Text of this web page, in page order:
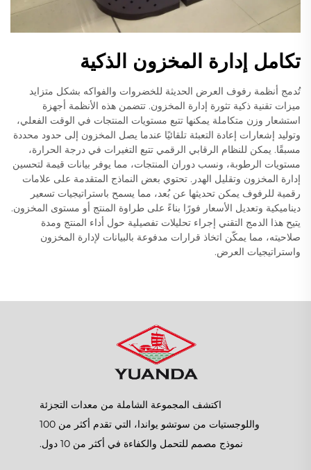
تكامل إدارة المخزون الذكية
تُدمج أنظمة رفوف العرض الحديثة للخضروات والفواكه بشكل متزايد
ميزات تقنية ذكية تثورة إدارة المخزون. تتضمن هذه الأنظمة أجهزة
استشعار وزن متكاملة يمكنها تتبع مستويات المنتجات في الوقت الفعلي،
وتوليد إشعارات إعادة التعبئة تلقائيًا عندما يصل المخزون إلى حدود محددة
مسبقًا. يمكن للنظام الرقابي الرقمي تتبع التغيرات في درجة الحرارة،
مستويات الرطوبة، ونسب دوران المنتجات، مما يوفر بيانات قيمة لتحسين
إدارة المخزون وتقليل الهدر. تحتوي بعض النماذج المتقدمة على علامات
رقمية للرفوف يمكن تحديثها عن بُعد، مما يسمح باستراتيجيات تسعير
ديناميكية وتعديل الأسعار فورًا بناءً على طراوة المنتج أو مستوى المخزون.
يتيح هذا الدمج التقني إجراء تحليلات تفصيلية حول أداء المنتج ومدة
صلاحيته، مما يمكّن اتخاذ قرارات مدفوعة بالبيانات لإدارة المخزون
واستراتيجيات العرض.
اكتشف المجموعة الشاملة من معدات التجزئة
واللوجستيات من سوتشو يواندا، التي تقدم أكثر من 100
نموذج مصمم للتحمل والكفاءة في أكثر من 10 دول.